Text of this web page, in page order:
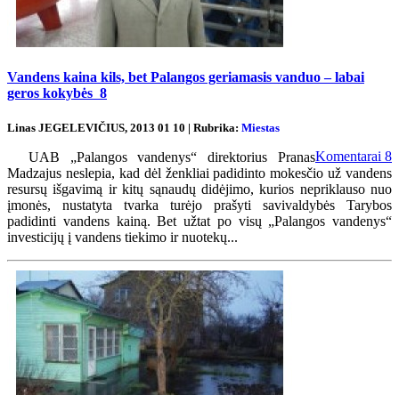
Vandens kaina kils, bet Palangos geriamasis vanduo – labai
geros kokybės 8
Linas JEGELEVIČIUS, 2013 01 10 | Rubrika: Miestas
Komentarai 8
UAB „Palangos vandenys“ direktorius Pranas
Madzajus neslepia, kad dėl ženkliai padidinto mokesčio už vandens
resursų išgavimą ir kitų sąnaudų didėjimo, kurios nepriklauso nuo
įmonės, nustatyta tvarka turėjo prašyti savivaldybės Tarybos
padidinti vandens kainą. Bet užtat po visų „Palangos vandenys“
investicijų į vandens tiekimo ir nuotekų...